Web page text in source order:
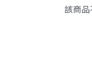
該商品